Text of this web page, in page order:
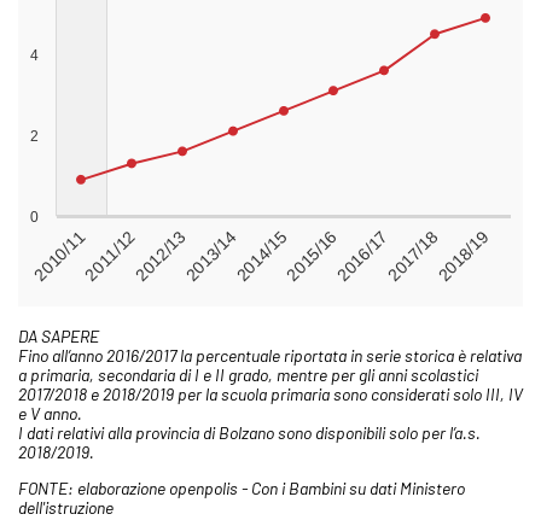
DA SAPERE
Fino all’anno 2016/2017 la percentuale riportata in serie storica è relativa
a primaria, secondaria di I e II grado, mentre per gli anni scolastici
2017/2018 e 2018/2019 per la scuola primaria sono considerati solo III, IV
e V anno.
I dati relativi alla provincia di Bolzano sono disponibili solo per l’a.s.
2018/2019.
FONTE: elaborazione openpolis - Con i Bambini su dati Ministero
dell'istruzione